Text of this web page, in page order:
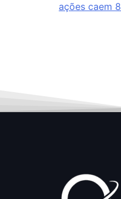
ações caem